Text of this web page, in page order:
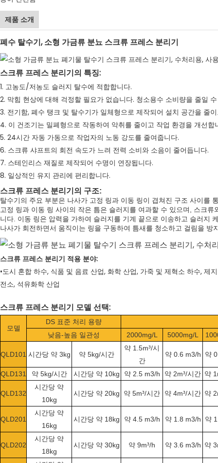
제품 소개
폐수 탈수기, 소형 가금류 분뇨 스크류 프레스 분리기
스크류 프레스 분리기의 특징:
1. 고농도/저농도 슬러지 탈수에 적합합니다.
2. 막힘 현상에 대해 걱정할 필요가 없습니다. 청소용수 소비량을 줄일
3. 전기함, 폐수 탱크 및 탈수기가 일체형으로 제작되어 설치 공간을 줄
4. 이 건조기는 밀폐형으로 작동하여 악취를 줄이고 작업 환경을 개선합
5. 24시간 자동 가동으로 작업자의 노동 강도를 줄여줍니다.
6. 스크류 샤프트의 회전 속도가 느려 전력 소비와 소음이 줄어듭니다.
7. 스테인리스 재질로 제작되어 수명이 연장됩니다.
8. 일상적인 유지 관리에 편리합니다.
스크류 프레스 분리기의 구조:
탈수기의 주요 부분은 나사가 고정 링과 이동 링이 겹쳐진 구조 사이를
고정 링과 이동 링 사이의 작은 틈은 슬러지를 여과할 수 있으며, 스크
니다. 이동 링은 압력을 가하여 슬러지를 기계 끝으로 이송하고 슬러지
나사가 회전하면서 움직이는 링을 구동하여 틈새를 청소하고 걸림을 방
스크류 프레스 분리기 적용 분야:
•도시 혼합 하수, 식품 및 음료 산업, 화학 산업, 가죽 및 제혁소 하수, 제
전소, 석유화학 산업
스크류 프레스 분리기 모델 선택:
모델
DS 표준 처리 용량
낮음-높음 일관성
2000mg/L 5000mg/L
QLD101 시간당 약 3kg 약 5kg/시간
약 1.5m³/시
간
약 0.6 m3/h 약
QLD131 약 5kg/시간 시간당 약 10kg 약 2.5 m3/h 약 2m³/시간 약
QLD132
시간당 약
10kg
시간당 약 20kg 약 5m³/시간 약 4m³/시간 약
QLD201
시간당 약
16kg
시간당 약 18kg 약 4.5 m3/h 약 1.8 m3/h 약
QLD202
시간당 약
18kg
시간당 약 30kg 약 9m³/h 약 3.6 m3/h 약